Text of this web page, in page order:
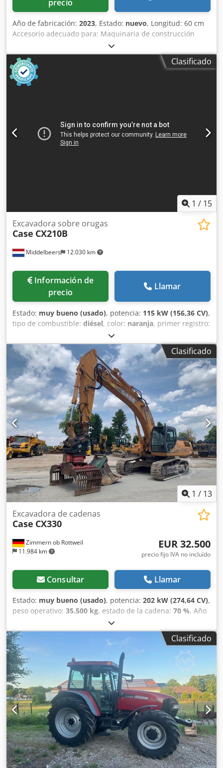
precio
Año de fabricación: 2023, Estado: nuevo, Longitud: 60 cm
Accesorio adecuado para: Maquinaria de construcción
Capacidad de carga: 500 l Garantía: 6 meses Chjdpspq
Tbuofx Agpea
Clasificado
1 / 15
Middelbeers 12.030 km
Excavadora sobre orugas
Case CX210B
Información de
precio
Llamar
Estado: muy bueno (usado), potencia: 115 kW (156,36 CV),
tipo de combustible: diésel, color: naranja, primer registro:
, Año de fabricación:2012
funcionamiento:15.109 h, Información general Año del
modelo: 2012 Número de serie: DCH210R5NCEAH2500
Información técnica Número de cilindros: 4 Peso en vacío:
22.600 kg Funcionalidad Anchura de trabajo: 300 cm
Marcado CE: sí Estado Estado técnico: muy bueno Estado
visual: muy bueno Información financiera Precio: A
consultar Garantía Garantía: De primer propietario,
historial de mantenimiento completo, ¡listo para trabajar
de inmediato! - 80 % sistema de cadenas - Incluye 3
cucharas: 1300 mm, 450 mm y 2000 mm cuchara
niveladora - Opcional con sistema TOPCON 3D de 2021
Csdpfoy En Ndex Agpeha
Clasificado
1 / 13
Zimmern ob Rottweil
11.984 km
Excavadora de cadenas
Case CX330
EUR 32.500
precio fijo IVA no incluído
Consultar Llamar
Estado: muy bueno (usado), potencia: 202 kW (274,64 CV),
peso operativo: 35.500 kg, estado de la cadena: 70 %, Año
, horas de funcionamiento:
Equipamiento:aire acondicionado, CASE CX330 Año de
fabricación: 2006 Horas de funcionamiento: 9.139 horas
Cabina cerrada Aire acondicionado Radio Sistema de
lubricación centralizado Brazo estándar Cuchara: 3,30 m
Circuito hidráulico completo (para martillo, pinza o cizalla)
Acoplamiento rápido OQ80 1 cuchara – 800 mm de ancho
1 pinza – funciona, necesita reparación Tren de rodaje
conservado en aproximadamente un 70 % Csdpjzp Rm
Rsfx Agpjha Placas de base de 600 mm de ancho Motor
Isuzu de 202 kW Certificación CE Transporte: 10,8 x 3 x 3,40
m Peso en condiciones de trabajo: 35,5 toneladas.
Clasificado